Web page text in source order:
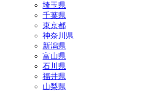
埼玉県
千葉県
東京都
神奈川県
新潟県
富山県
石川県
福井県
山梨県